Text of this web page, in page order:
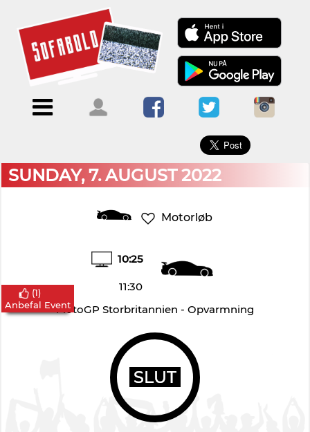
Menu
ForsideKalendere
Blogs
Om
Sofabold
Kontakt
bruger
ind
×
SUNDAY, 7. AUGUST 2022
Motorløb
10:25
11:30
MotoGP Storbritannien - Opvarmning
SLUT
(1)
Anbefal Event